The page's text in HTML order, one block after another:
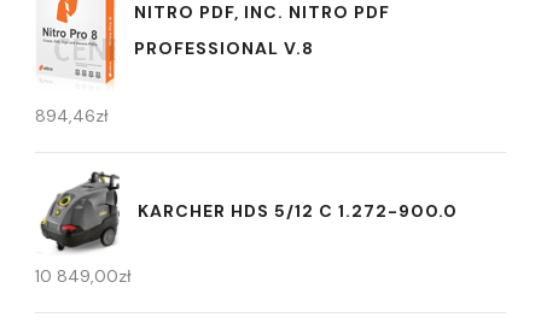
NITRO PDF, INC. NITRO PDF
PROFESSIONAL V.8
894,46zł
KARCHER HDS 5/12 C 1.272-900.0
10 849,00zł